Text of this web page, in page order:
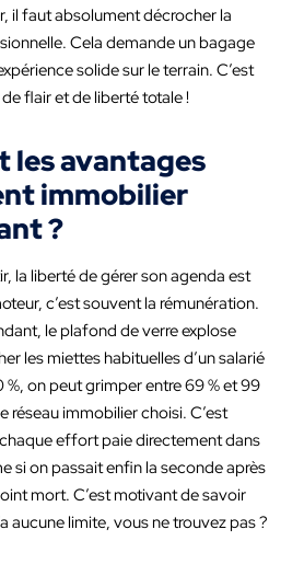
il faut absolument décrocher la
Cela demande un bagage
solide sur le terrain. C’est
flair et de liberté totale !
les avantages
immobilier
?
la liberté de gérer son agenda est
c’est souvent la rémunération.
le plafond de verre explose
les miettes habituelles d’un salarié
on peut grimper entre 69 % et 99
réseau immobilier choisi. C’est
effort paie directement dans
si on passait enfin la seconde après
mort. C’est motivant de savoir
aucune limite, vous ne trouvez pas ?